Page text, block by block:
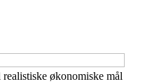
økonomiske mål